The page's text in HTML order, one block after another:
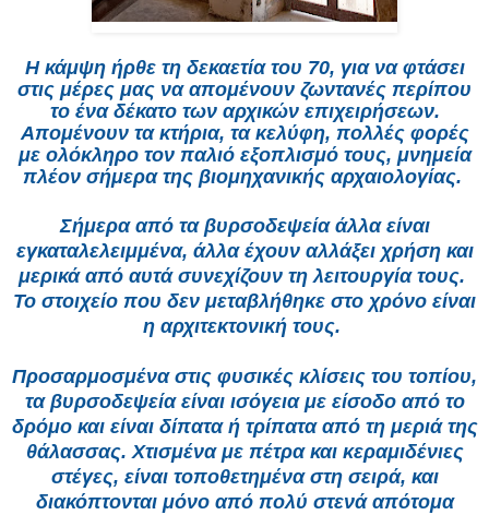
Η κάμψη ήρθε τη δεκαετία του 70, για να φτάσει
στις μέρες μας να απομένουν ζωντανές περίπου
το ένα δέκατο των αρχικών επιχειρήσεων.
Απομένουν τα κτήρια, τα κελύφη, πολλές φορές
με ολόκληρο τον παλιό εξοπλισμό τους, μνημεία
πλέον σήμερα της βιομηχανικής αρχαιολογίας.
Σήμερα από τα βυρσοδεψεία άλλα είναι
εγκαταλελειμμένα, άλλα έχουν αλλάξει χρήση και
μερικά από αυτά συνεχίζουν τη λειτουργία τους.
Το στοιχείο που δεν μεταβλήθηκε στο χρόνο είναι
η αρχιτεκτονική τους.
Προσαρμοσμένα στις φυσικές κλίσεις του τοπίου,
τα βυρσοδεψεία είναι ισόγεια με είσοδο από το
δρόμο και είναι δίπατα ή τρίπατα από τη μεριά της
θάλασσας. Χτισμένα με πέτρα και κεραμιδένιες
στέγες, είναι τοποθετημένα στη σειρά, και
διακόπτονται μόνο από πολύ στενά απότομα